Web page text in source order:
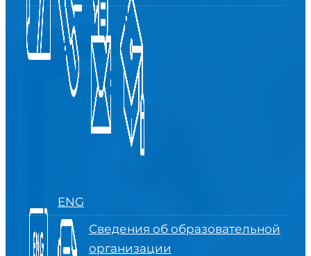
ENG
Сведения об образовательной
организации